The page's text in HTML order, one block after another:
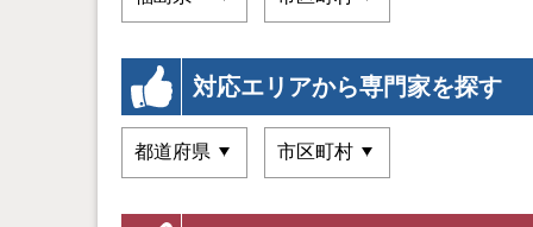
対応エリアから専門家を探す